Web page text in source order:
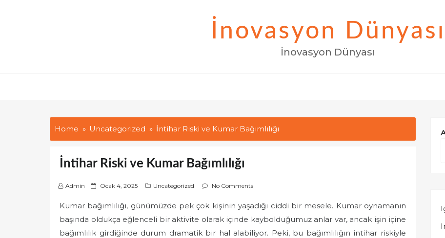
İnovasyon Dünyası
İnovasyon Dünyası
Home Uncategorized İntihar Riski ve Kumar Bağımlılığı
İntihar Riski ve Kumar Bağımlılığı
Admin
P
s
t
Ocak 4, 2025 Uncategorized No Comments
Kumar bağımlılığı, günümüzde pek çok kişinin yaşadığı ciddi bir mesele. Kumar oynamanın
başında oldukça eğlenceli bir aktivite olarak içinde kaybolduğumuz anlar var, ancak işin içine
bağımlılık girdiğinde durum dramatik bir hal alabiliyor. Peki, bu bağımlılığın intihar riskiyle